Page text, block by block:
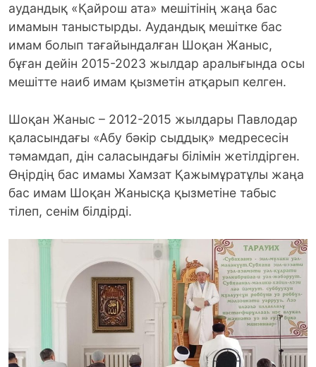
аудандық «Қайрош ата» мешітінің жаңа бас
имамын таныстырды. Аудандық мешітке бас
имам болып тағайындалған Шоқан Жаныс,
бұған дейін 2015-2023 жылдар аралығында осы
мешітте наиб имам қызметін атқарып келген.
Шоқан Жаныс – 2012-2015 жылдары Павлодар
қаласындағы «Абу бәкір сыддық» медресесін
тәмамдап, дін саласындағы білімін жетілдірген.
Өңірдің бас имамы Хамзат Қажымұратұлы жаңа
бас имам Шоқан Жанысқа қызметіне табыс
тілеп, сенім білдірді.